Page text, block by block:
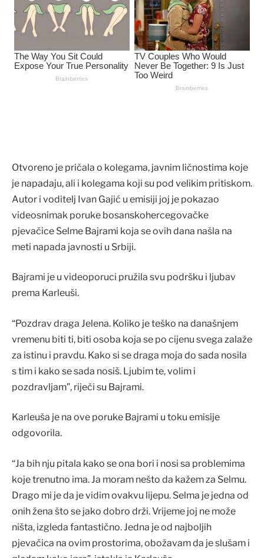
Otvoreno je pričala o kolegama, javnim ličnostima koje
je napadaju, ali i kolegama koji su pod velikim pritiskom.
Autor i voditelj Ivan Gajić u emisiji joj je pokazao
videosnimak poruke bosanskohercegovačke
pjevačice Selme Bajrami koja se ovih dana našla na
meti napada javnosti u Srbiji.
Bajrami je u videoporuci pružila svu podršku i ljubav
prema Karleuši.
“Pozdrav draga Jelena. Koliko je teško na današnjem
vremenu biti ti, biti osoba koja se po cijenu svega zalaže
za istinu i pravdu. Kako si se draga moja do sada nosila
s tim i kako se sada nosiš. Ljubim te, volim i
pozdravljam”, riječi su Bajrami.
Karleuša je na ove poruke Bajrami u toku emisije
odgovorila.
“Ja bih nju pitala kako se ona bori i nosi sa problemima
koje trenutno ima. Ja moram nešto da kažem za Selmu.
Drago mi je da je vidim ovakvu lijepu. Selma je jedna od
onih žena što se jako dobro drži. Vrijeme joj ne može
ništa, izgleda fantastično. Jedna je od najboljih
pjevačica na ovim prostorima, obožavam da je slušam i